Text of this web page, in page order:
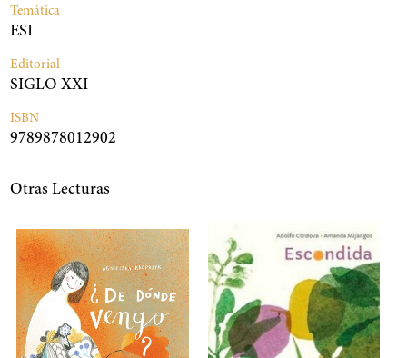
Temática
ESI
Editorial
SIGLO XXI
ISBN
9789878012902
Otras Lecturas